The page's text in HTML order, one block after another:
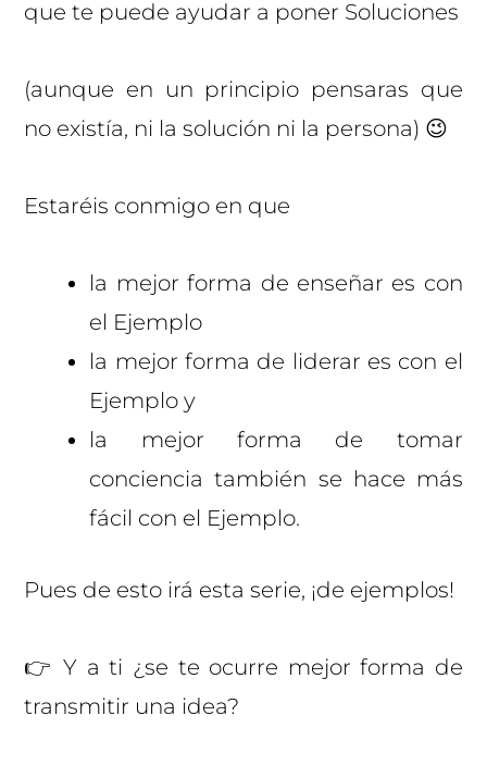
que te puede ayudar a poner Soluciones
(aunque en un principio pensaras que
no existía, ni la solución ni la persona) 😉
Estaréis conmigo en que
la mejor forma de enseñar es con
el Ejemplo
la mejor forma de liderar es con el
Ejemplo y
la mejor forma de tomar
conciencia también se hace más
fácil con el Ejemplo.
Pues de esto irá esta serie, ¡de ejemplos!
👉 Y a ti ¿se te ocurre mejor forma de
transmitir una idea?